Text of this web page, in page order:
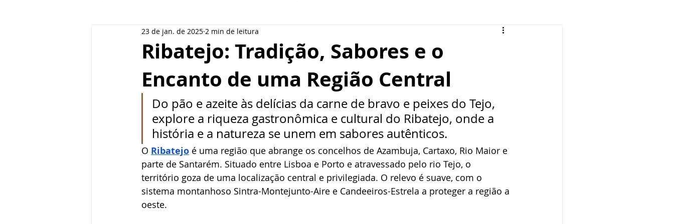
Ribatejo: Tradição, Sabores e o
Encanto de uma Região Central
23 de jan. de 2025 2 min de leitura
Do pão e azeite às delícias da carne de bravo e peixes do Tejo,
explore a riqueza gastronômica e cultural do Ribatejo, onde a
história e a natureza se unem em sabores autênticos.
O Ribatejo é uma região que abrange os concelhos de Azambuja, Cartaxo, Rio Maior e
parte de Santarém. Situado entre Lisboa e Porto e atravessado pelo rio Tejo, o
território goza de uma localização central e privilegiada. O relevo é suave, com o
sistema montanhoso Sintra-Montejunto-Aire e Candeeiros-Estrela a proteger a região a
oeste.